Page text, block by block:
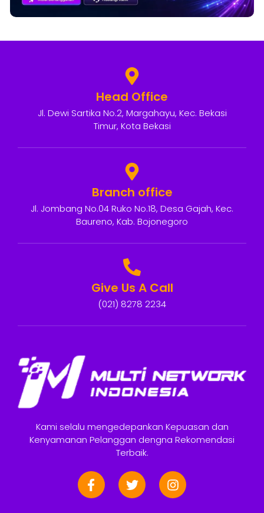
Head Office
Jl. Dewi Sartika No.2, Margahayu, Kec. Bekasi
Timur, Kota Bekasi
Branch office
Jl. Jombang No.04 Ruko No.18, Desa Gajah, Kec.
Baureno, Kab. Bojonegoro
Give Us A Call
(021) 8278 2234
Kami selalu mengedepankan Kepuasan dan
Kenyamanan Pelanggan dengna Rekomendasi
Terbaik.